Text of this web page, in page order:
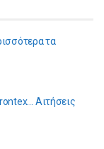
τα
Αιτήσεις